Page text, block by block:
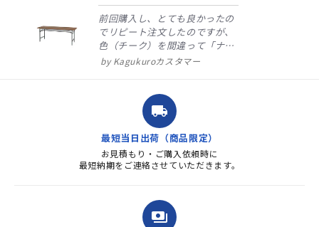
前回購入し、とても良かったの
でリピート注文したのですが、
色（チーク）を間違って「ナチ
ュラル」としてしまいました。
ました。商品到着も早く、品
質・使いやすさで満足していま
す。また、リピートするときは
よろしくお...
Kagukuroカスタマー
local_shipping
最短当日出荷（商品限定）
お見積もり・ご購入依頼時に
最短納期をご連絡させていただきます。
payments